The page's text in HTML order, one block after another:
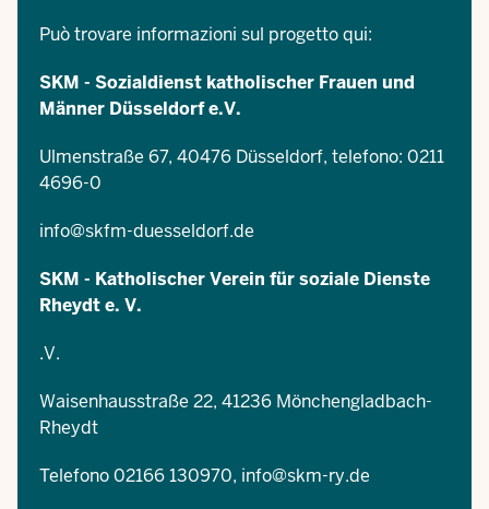
Può trovare informazioni sul progetto qui:
SKM - Sozialdienst katholischer Frauen und
Männer Düsseldorf e.V.
Ulmenstraße 67, 40476 Düsseldorf, telefono: 0211
4696-0
info@skfm-duesseldorf.de
SKM - Katholischer Verein für soziale Dienste
Rheydt e. V.
.V.
Waisenhausstraße 22, 41236 Mönchengladbach-
Rheydt
Telefono 02166 130970, info@skm-ry.de